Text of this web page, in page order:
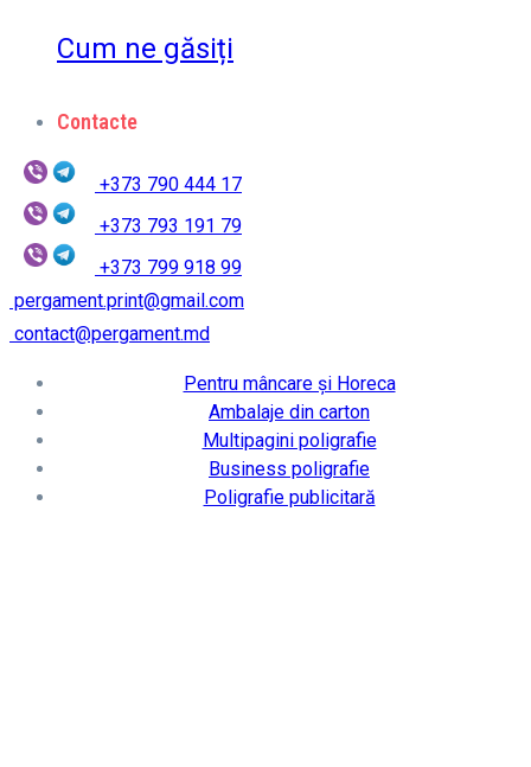
Cum ne găsiți
Contacte
+373 790 444 17
+373 793 191 79
+373 799 918 99
pergament.print@gmail.com
contact@pergament.md
Pentru mâncare și Horeca
Ambalaje din carton
Multipagini poligrafie
Business poligrafie
Poligrafie publicitară